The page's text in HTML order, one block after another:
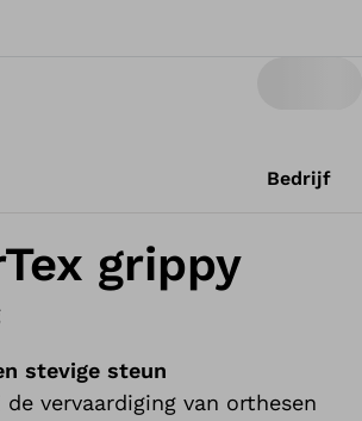
Bedrijf
grippy
stevige steun
de vervaardiging van orthesen